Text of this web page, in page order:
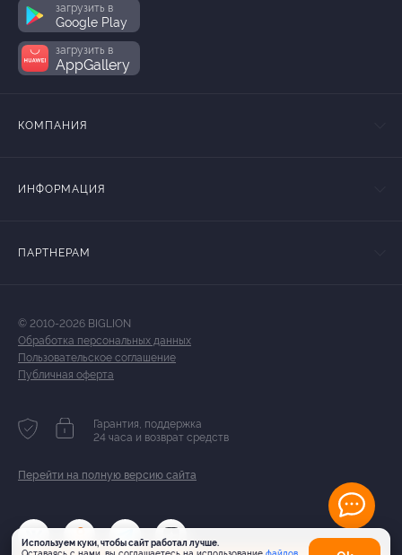
Используем куки, чтобы сайт работал лучше.
загрузить в
Google Play
загрузить в
AppGallery
КОМПАНИЯ
ИНФОРМАЦИЯ
ПАРТНЕРАМ
© 2010-2026 BIGLION
Обработка персональных данных
Пользовательское соглашение
Публичная оферта
Гарантия, поддержка
24 часа и возврат средств
Перейти на полную версию сайта